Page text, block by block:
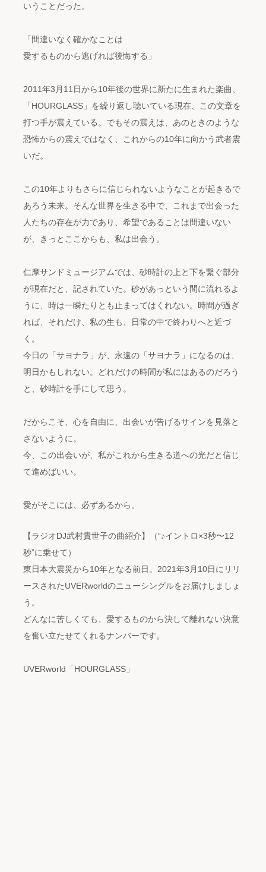
いうことだった。
「間違いなく確かなことは
愛するものから逃げれば後悔する」
2011年3月11日から10年後の世界に新たに生まれた楽曲、
「HOURGLASS」を繰り返し聴いている現在、この文章を
打つ手が震えている。でもその震えは、あのときのような
恐怖からの震えではなく、これからの10年に向かう武者震
いだ。
この10年よりもさらに信じられないようなことが起きるで
あろう未来。そんな世界を生きる中で、これまで出会った
人たちの存在が力であり、希望であることは間違いない
が、きっとここからも、私は出会う。
仁摩サンドミュージアムでは、砂時計の上と下を繋ぐ部分
が現在だと、記されていた。砂があっという間に流れるよ
うに、時は一瞬たりとも止まってはくれない。時間が過ぎ
れば、それだけ、私の生も、日常の中で終わりへと近づ
く。
今日の「サヨナラ」が、永遠の「サヨナラ」になるのは、
明日かもしれない。どれだけの時間が私にはあるのだろう
と、砂時計を手にして思う。
だからこそ、心を自由に、出会いが告げるサインを見落と
さないように。
今、この出会いが、私がこれから生きる道への光だと信じ
て進めばいい。
愛がそこには、必ずあるから。
【ラジオDJ武村貴世子の曲紹介】（“♪イントロ×3秒〜12
秒”に乗せて）
東日本大震災から10年となる前日。2021年3月10日にリリ
ースされたUVERworldのニューシングルをお届けしましょ
う。
どんなに苦しくても、愛するものから決して離れない決意
を奮い立たせてくれるナンバーです。
UVERworld「HOURGLASS」